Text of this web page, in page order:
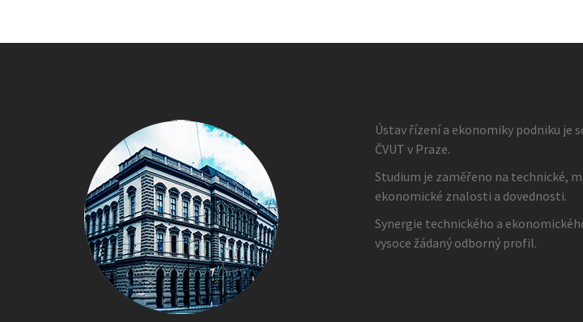
Ústav řízení a ekonomiky podniku je
ČVUT v Praze.
Studium je zaměřeno na technické,
ekonomické znalosti a dovednosti.
Synergie technického a
vysoce žádaný odborný profil.